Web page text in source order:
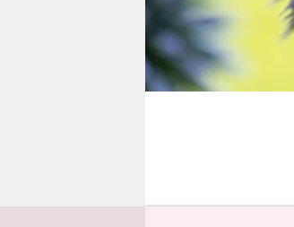
unterstützen
abo
genossenschaft